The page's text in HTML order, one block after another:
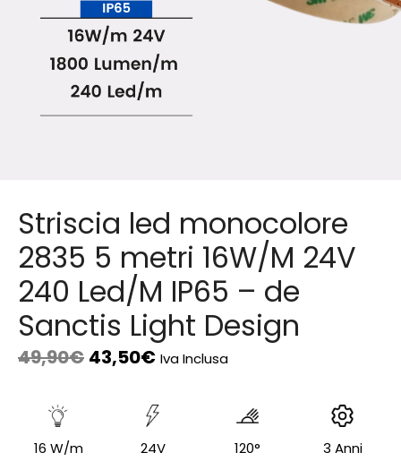
Striscia led monocolore
2835 5 metri 16W/M 24V
240 Led/M IP65 – de
Sanctis Light Design
49,90€ 43,50€ Iva Inclusa
16 W/m 24V 120° 3 Anni